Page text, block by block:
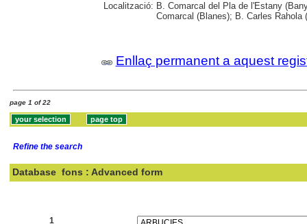
Localització: B. Comarcal del Pla de l'Estany
Comarcal (Blanes); B. Carles Rahola
Enllaç permanent a aquest
page 1 of 22
Refine the search
Database fons : Advanced form
1